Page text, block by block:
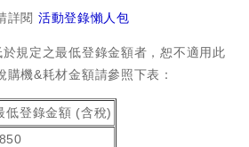
詳閱 活動登錄懶人包
規定之最低登錄金額者，恕不適用此
機&耗材金額請參照下表：
低登錄金額 (含稅)